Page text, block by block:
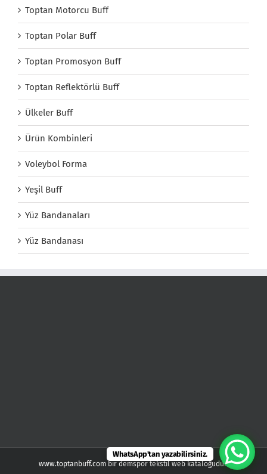
Toptan Motorcu Buff
Toptan Polar Buff
Toptan Promosyon Buff
Toptan Reflektörlü Buff
Ülkeler Buff
Ürün Kombinleri
Voleybol Forma
Yeşil Buff
Yüz Bandanaları
Yüz Bandanası
www.toptanbuff.com bir demspor tekstil web kataloğudur.
WhatsApp'tan yazabilirsiniz.